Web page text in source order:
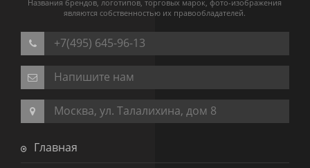
Названия брендов, логотипов, торговых марок, фото-изображения
являются собственностью их правообладателей.
+7(495) 645-96-13
Напишите нам
Москва, ул. Талалихина, дом 8
Главная